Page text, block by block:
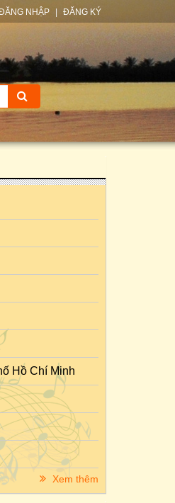
NHẬP ĐĂNG KÝ
Hồ Chí Minh
Xem thêm